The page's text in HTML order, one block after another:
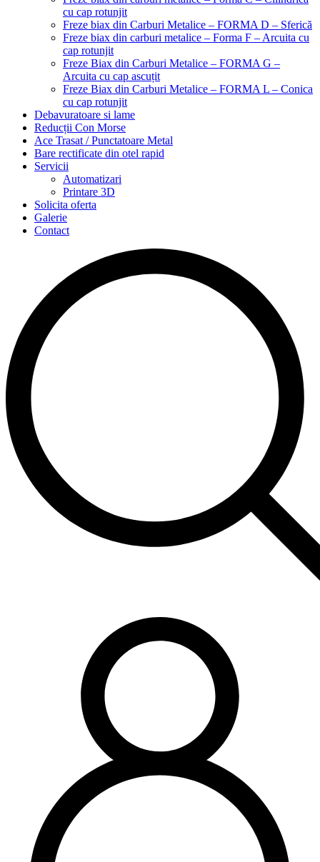
cu cap rotunjit
Freze biax din Carburi Metalice – FORMA D – Sferică
Freze biax din carburi metalice – Forma F – Arcuita cu
cap rotunjit
Freze Biax din Carburi Metalice – FORMA G –
Arcuita cu cap ascuțit
Freze Biax din Carburi Metalice – FORMA L – Conica
cu cap rotunjit
Debavuratoare si lame
Reducții Con Morse
Ace Trasat / Punctatoare Metal
Bare rectificate din otel rapid
Servicii
Automatizari
Printare 3D
Solicita oferta
Galerie
Contact